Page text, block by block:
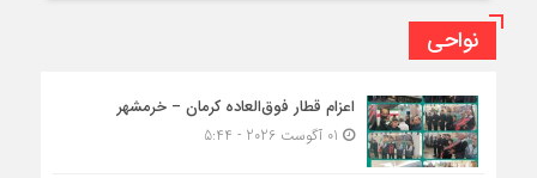
نواحی
اعزام قطار فوق‌العاده کرمان – خرمشهر